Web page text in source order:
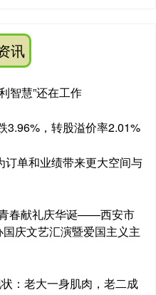
讯
智慧”还在工作
3.96%，转股溢价率2.01%
订单和业绩带来更大空间与
春献礼庆华诞——西安市
庆文艺汇演暨爱国主义主
：老大一身肌肉，老二成